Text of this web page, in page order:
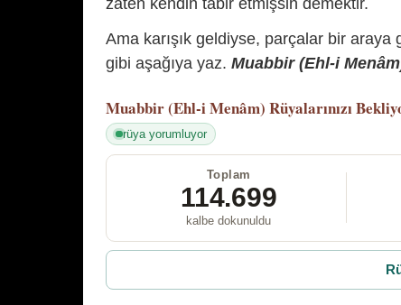
Ama karışık geldiyse, parçalar bir
gibi aşağıya yaz. Muabbir (Ehl-i
Muabbir (Ehl-i Menâm) Rüyalarınızı
rüya yorumluyor
Toplam
114.699
kalbe dokunuldu